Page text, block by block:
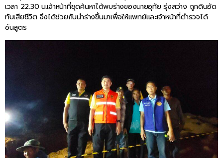
เวลา 22.30 น.เจ้าหน้าที่ชุดค้นหาได้พบร่างของนายอุทัย รุ่งสว่าง ถูกดินอัด
ทับเสียชีวิต จึงได้ช่วยกันนำร่างขึ้นมาเพื่อให้แพทย์และเจ้าหน้าที่ตำรวจได้
ชันสูตร